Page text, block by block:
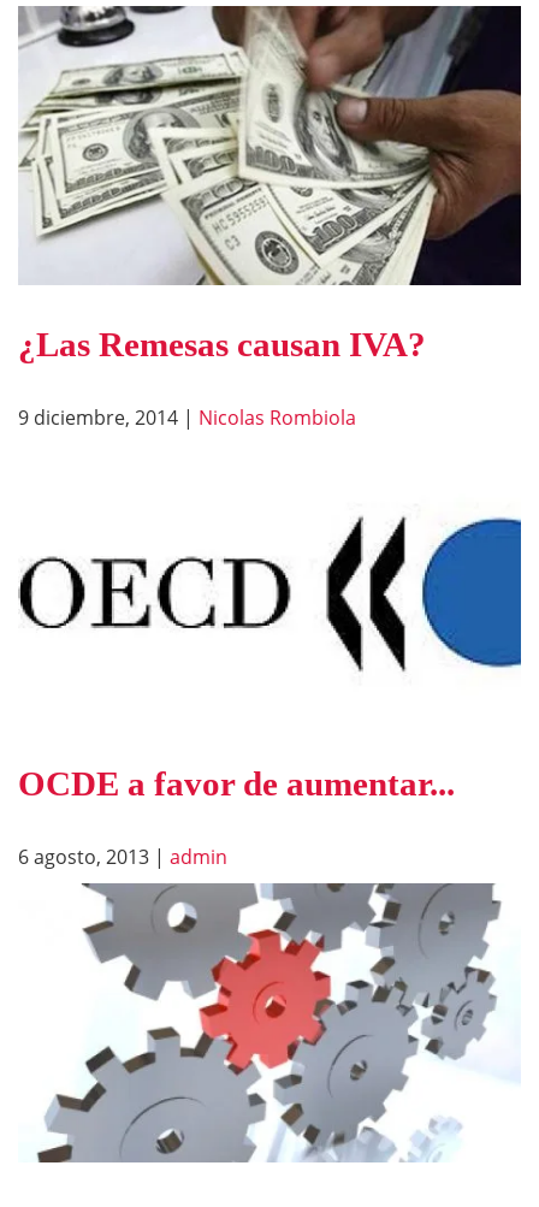
¿Las Remesas causan IVA?
9 diciembre, 2014 | Nicolas Rombiola
OCDE a favor de aumentar...
6 agosto, 2013 | admin